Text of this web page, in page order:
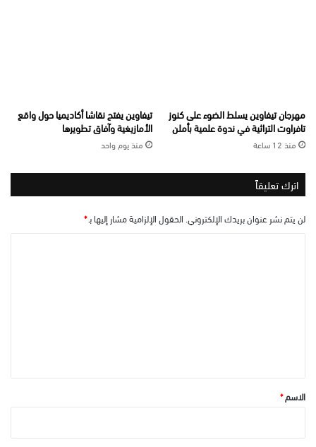
مهرجان تيفاوين يسلط الضوء على كنوز
تافراوت التراثية في ندوة علمية بأملن
منذ 12 ساعة
تيفاوين يفتح نقاشا أكاديميا حول واقع
الأمازيغية وآفاق تطويرها
منذ يوم واحد
اترك تعليقاً
لن يتم نشر عنوان بريدك الإلكتروني. الحقول الإلزامية مشار إليها بـ*
*الاسم*